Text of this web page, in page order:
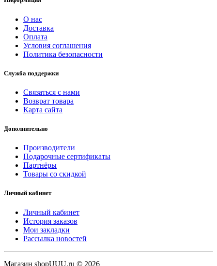
О нас
Доставка
Оплата
Условия соглашения
Политика безопасности
Служба поддержки
Связаться с нами
Возврат товара
Карта сайта
Дополнительно
Производители
Подарочные сертификаты
Партнёры
Товары со скидкой
Личный кабинет
Личный кабинет
История заказов
Мои закладки
Рассылка новостей
Магазин shopUUU.ru © 2026